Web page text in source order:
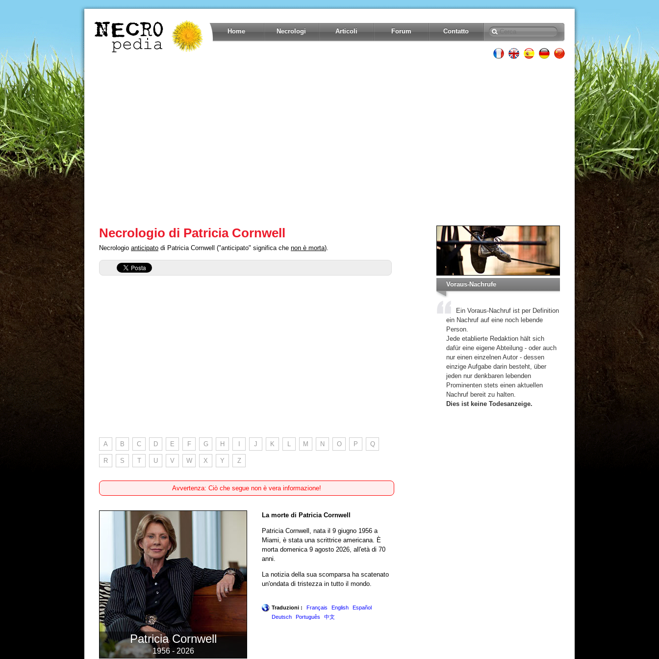
Home Necrologi Articoli Forum Contatto
Necrologio di Patricia Cornwell
Necrologio anticipato di Patricia Cornwell ("anticipato" significa che non è morta).
A B C D E F G H J K L M N O P Q
R S T U V W X Y Z
Avvertenza: Ciò che segue non è vera informazione!
Patricia Cornwell
1956 - 2026
La morte di Patricia Cornwell
Patricia Cornwell, nata il 9 giugno 1956 a
Miami, è stata una scrittrice americana. È
morta domenica 9 agosto 2026, all'età di 70
anni.
La notizia della sua scomparsa ha scatenato
un'ondata di tristezza in tutto il mondo.
Traduzioni : Français English
Español
Deutsch
Português 中文
Voraus-Nachrufe
Ein Voraus-Nachruf ist per Definition
ein Nachruf auf eine noch lebende
Person.
Jede etablierte Redaktion hält sich
dafür eine eigene Abteilung - oder auch
nur einen einzelnen Autor - dessen
einzige Aufgabe darin besteht, über
jeden nur denkbaren lebenden
Prominenten stets einen aktuellen
Nachruf bereit zu halten.
Dies ist keine Todesanzeige.